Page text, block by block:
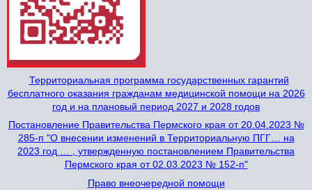
Территориальная программа государственных гарантий
бесплатного оказания гражданам медицинской помощи на 2026
год и на плановый период 2027 и 2028 годов
Постановление Правительства Пермского края от 20.04.2023 №
285-п "О внесении изменений в Территориальную ПГГ… на
2023 год … , утвержденную постановлением Правительства
Пермского края от 02.03.2023 № 152-п"
Право внеочередной помощи